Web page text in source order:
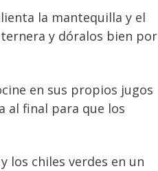
la mantequilla y el
y dóralos bien por
en sus propios jugos
al final para que los
los chiles verdes en un